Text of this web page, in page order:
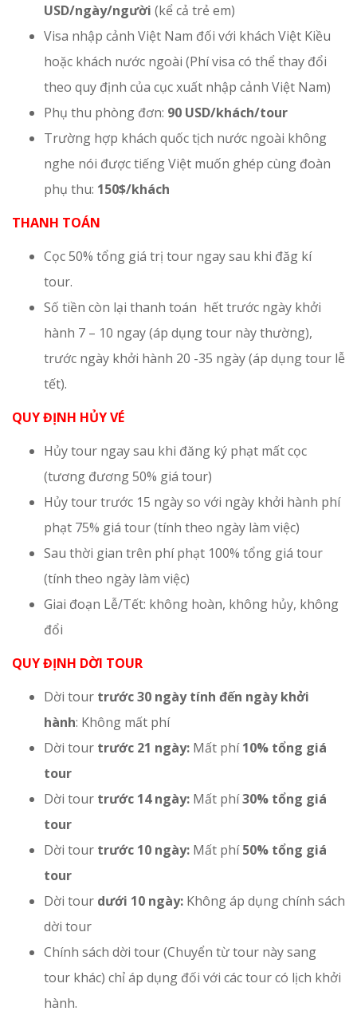
USD/ngày/người (kể cả trẻ em)
Visa nhập cảnh Việt Nam đối với khách Việt Kiều
hoặc khách nước ngoài (Phí visa có thể thay đổi
theo quy định của cục xuất nhập cảnh Việt Nam)
Phụ thu phòng đơn: 90 USD/khách/tour
Trường hợp khách quốc tịch nước ngoài không
nghe nói được tiếng Việt muốn ghép cùng đoàn
phụ thu: 150$/khách
THANH TOÁN
Cọc 50% tổng giá trị tour ngay sau khi đăg kí
tour.
Số tiền còn lại thanh toán hết trước ngày khởi
hành 7 – 10 ngay (áp dụng tour này thường),
trước ngày khởi hành 20 -35 ngày (áp dụng tour lễ
tết).
QUY ĐỊNH HỦY VÉ
Hủy tour ngay sau khi đăng ký phạt mất cọc
(tương đương 50% giá tour)
Hủy tour trước 15 ngày so với ngày khởi hành phí
phạt 75% giá tour (tính theo ngày làm việc)
Sau thời gian trên phí phạt 100% tổng giá tour
(tính theo ngày làm việc)
Giai đoạn Lễ/Tết: không hoàn, không hủy, không
đổi
QUY ĐỊNH DỜI TOUR
Dời tour trước 30 ngày tính đến ngày khởi
hành: Không mất phí
Dời tour trước 21 ngày: Mất phí10% tổng giá
tour
Dời tour trước 14 ngày: Mất phí30% tổng giá
tour
Dời tour trước 10 ngày: Mất phí50% tổng giá
tour
Dời tour dưới 10 ngày: Không áp dụng chính sách
dời tour
Chính sách dời tour (Chuyển từ tour này sang
tour khác) chỉ áp dụng đối với các tour có lịch khởi
hành.